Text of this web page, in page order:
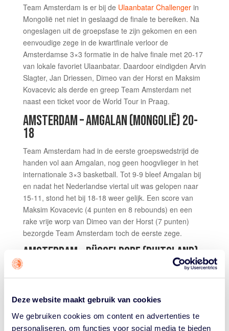
Deze website maakt gebruik van cookies
We gebruiken cookies om content en advertenties te
personaliseren, om functies voor social media te bieden
Team Amsterdam is er bij de Ulaanbatar Challengerin
Mongolië net niet in geslaagd de finale te bereiken. Na
ongeslagen uit de groepsfase te zijn gekomen en een
eenvoudige zege in de kwartfinale verloor de
Amsterdamse 3×3 formatie in de halve finale met 20-17
van lokale favoriet Ulaanbatar. Daardoor eindigden Arvin
Slagter, Jan Driessen, Dimeo van der Horst en Maksim
Kovacevic als derde en greep Team Amsterdam net
naast een ticket voor de World Tour in Praag.
AMSTERDAM – AMGALAN (MONGOLIË) 20-
18
Team Amsterdam had in de eerste groepswedstrijd de
handen vol aan Amgalan, nog geen hoogvlieger in het
internationale 3×3 basketball. Tot 9-9 bleef Amgalan bij
en nadat het Nederlandse viertal uit was gelopen naar
15-11, stond het bij 18-18 weer gelijk. Een score van
Maksim Kovacevic (4 punten en 8 rebounds) en een
rake vrije worp van Dimeo van der Horst (7 punten)
bezorgde Team Amsterdam toch de eerste zege.
AMSTERDAM – DÜSSELDORF (DUITSLAND)
19-18 OT
twee rake vrije worpen van Jan Driessen halverwege het
tweede groepsduel voor het eerst met 8-6 voor. Bij 13-8
en 17-14 lukte het Düsseldorf tot tweemaal toe weer